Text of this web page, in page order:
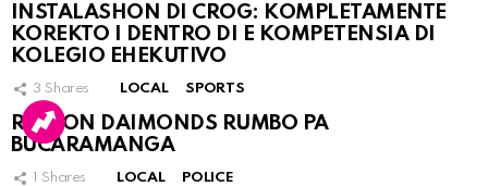
INSTALASHON DI CROG: KOMPLETAMENTE
KOREKTO I DENTRO DI E KOMPETENSIA DI
KOLEGIO EHEKUTIVO
3 Shares LOCAL SPORTS
RINCON DAIMONDS RUMBO PA
BUCARAMANGA
1 Shares LOCAL POLICE